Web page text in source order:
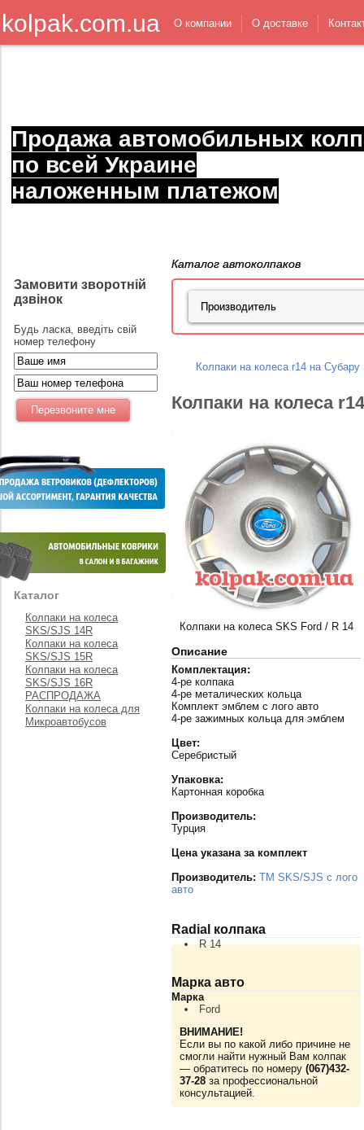
kolpak.com.ua О компании О доставке
Продажа автомобильных
по всей Украине
наложенным платежом
Замовити зворотній
дзвінок
Будь ласка, введіть свій
номер телефону
Каталог
Колпаки на колеса
SKS/SJS 14R
Колпаки на колеса
SKS/SJS 15R
Колпаки на колеса
SKS/SJS 16R
РАСПРОДАЖА
Колпаки на колеса для
Микроавтобусов
Каталог автоколпаков
Колпаки на колеса r14 на Субару
Колпаки на колеса
Колпаки на колеса SKS Ford / R 14
Описание
Комплектация:
4-ре колпака
4-ре металических кольца
Комплект эмблем с лого авто
4-ре зажимных кольца для эмблем
Цвет:
Серебристый
Упаковка:
Картонная коробка
Производитель:
Турция
Цена указана за комплект
Производитель: TM SKS/SJS с лого
авто
Radial колпака
R 14
Марка авто
Марка
Ford
ВНИМАНИЕ!
Если вы по какой либо причине не
смогли найти нужный Вам колпак
— обратитесь по номеру (067)432-
37-28 за профессиональной
консультацией.